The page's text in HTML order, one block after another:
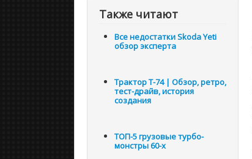
Также читают
Все недостатки Skoda Yeti
обзор эксперта
Трактор Т-74 | Обзор, ретро,
тест-драйв, история
создания
ТОП-5 грузовые турбо-
монстры 60-х